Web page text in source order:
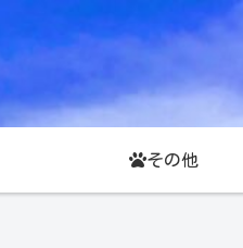
その他